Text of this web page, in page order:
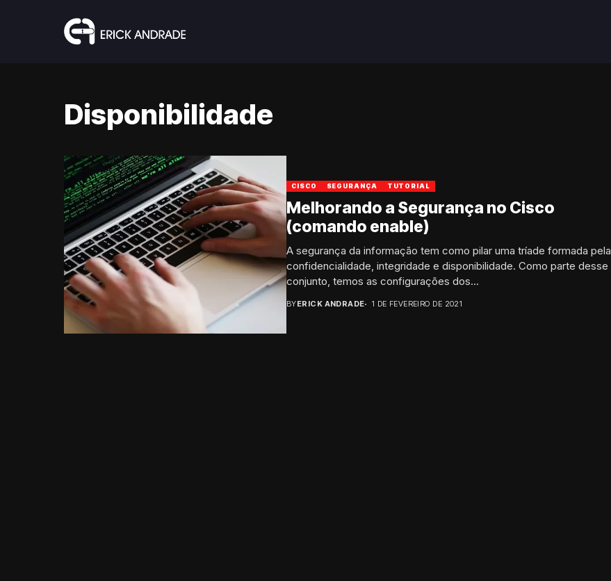
Disponibilidade
CISCO SEGURANÇA TUTORIAL
Melhorando a Segurança no Cisco
(comando enable)
A segurança da informação tem como pilar uma tríade formada pela
confidencialidade, integridade e disponibilidade. Como parte desse
conjunto, temos as configurações dos...
BYERICK ANDRADE 1 DE FEVEREIRO DE 2021